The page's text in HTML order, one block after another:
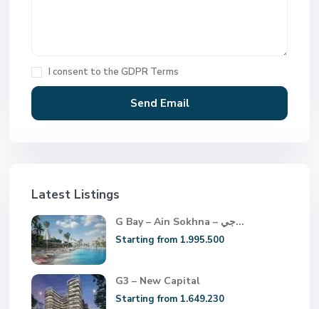
I consent to theGDPR Terms
Latest Listings
G Bay – Ain Sokhna – جي...
Starting from 1.995.500
G3 – New Capital
Starting from 1.649.230